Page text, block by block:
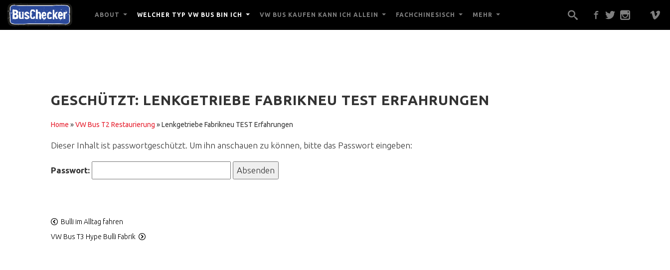
ABOUT WELCHER TYP VW BUS BIN ICH VW BUS KAUFEN KANN ICH ALLEIN FACHCHINESISCH MEHR
GESCHÜTZT: LENKGETRIEBE FABRIKNEU TEST ERFAHRUNGEN
Home »VW Bus T2 Restaurierung »Lenkgetriebe Fabrikneu TEST Erfahrungen
Dieser Inhalt ist passwortgeschützt. Um ihn anschauen zu können, bitte das Passwort eingeben:
Passwort:
Bulli im Alltag fahren
VW Bus T3 Hype Bulli Fabrik